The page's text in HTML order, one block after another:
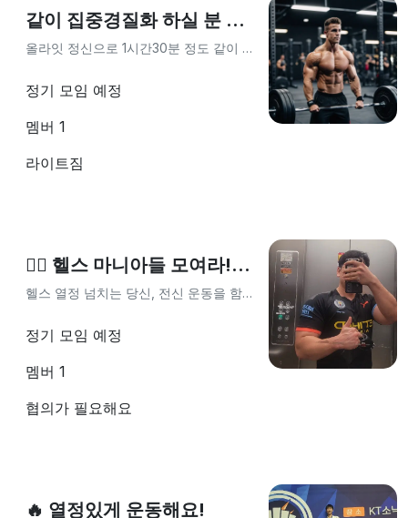
같이 집중경질화 하실 분 모집해요
올라잇 정신으로 1시간30분 정도 같이 쇠질해여 !!
정기 모임 예정
멤버 1
라이트짐
🏋️‍♀️ 헬스 마니아들 모여라! 전신 운동 도전!
헬스 열정 넘치는 당신, 전신 운동을 함께 해요! 💪🏋️‍♂️
정기 모임 예정
멤버 1
협의가 필요해요
🔥 열정있게 운동해요!